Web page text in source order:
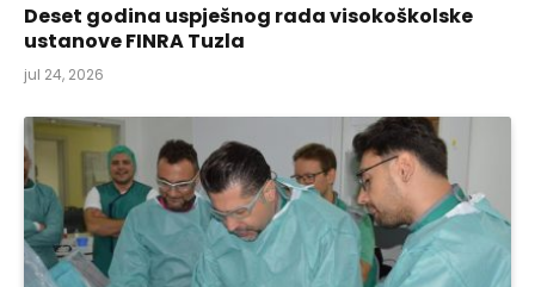
Deset godina uspješnog rada visokoškolske
ustanove FINRA Tuzla
jul 24, 2026